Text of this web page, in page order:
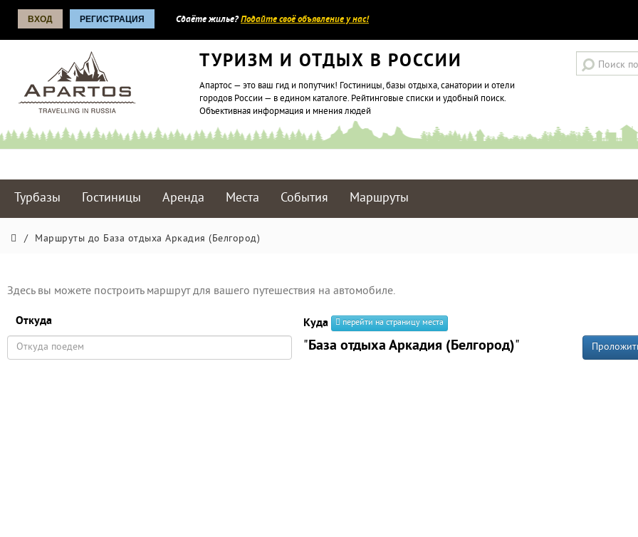
ВХОД РЕГИСТРАЦИЯ Сдаёте жилье?Подайте своё объявление у нас!
ТУРИЗМ И ОТДЫХ В РОССИИ
Апартос — это ваш гид и попутчик! Гостиницы, базы отдыха, санатории и отели
городов России — в едином каталоге. Рейтинговые списки и удобный поиск.
Объективная информация и мнения людей
Турбазы Гостиницы Аренда Места События Маршруты
/ Маршруты до База отдыха Аркадия (Белгород)
Здесь вы можете построить маршрут для вашего путешествия на автомобиле.
Откуда Куда перейти на страницу места
"База отдыха Аркадия (Белгород)"